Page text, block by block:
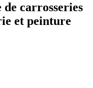
de carrosseries
et peinture